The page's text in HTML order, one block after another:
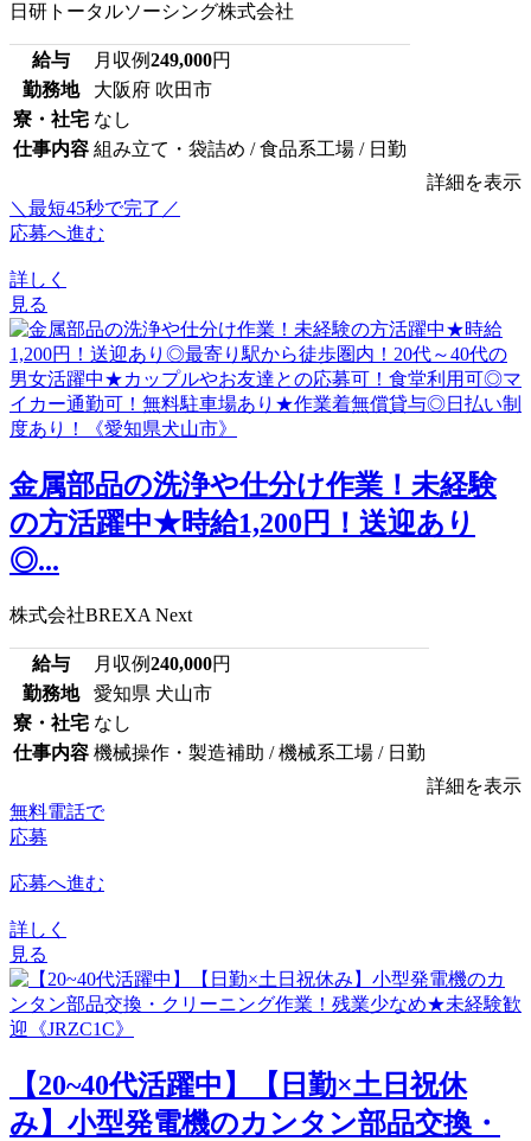
日研トータルソーシング株式会社
給与 月収例249,000円
勤務地
大阪府 吹田市
寮・社宅 なし
仕事内容 組み立て・袋詰め / 食品系工場 / 日勤
詳細を表示
＼最短45秒で完了／
応募へ進む
詳しく
見る
金属部品の洗浄や仕分け作業！未経験
の方活躍中★時給1,200円！送迎あり
◎...
株式会社BREXA Next
給与 月収例240,000円
勤務地
愛知県 犬山市
寮・社宅 なし
仕事内容 機械操作・製造補助 / 機械系工場 / 日勤
詳細を表示
無料電話で
応募
応募へ進む
詳しく
見る
【20~40代活躍中】【日勤×土日祝休
み】小型発電機のカンタン部品交換・